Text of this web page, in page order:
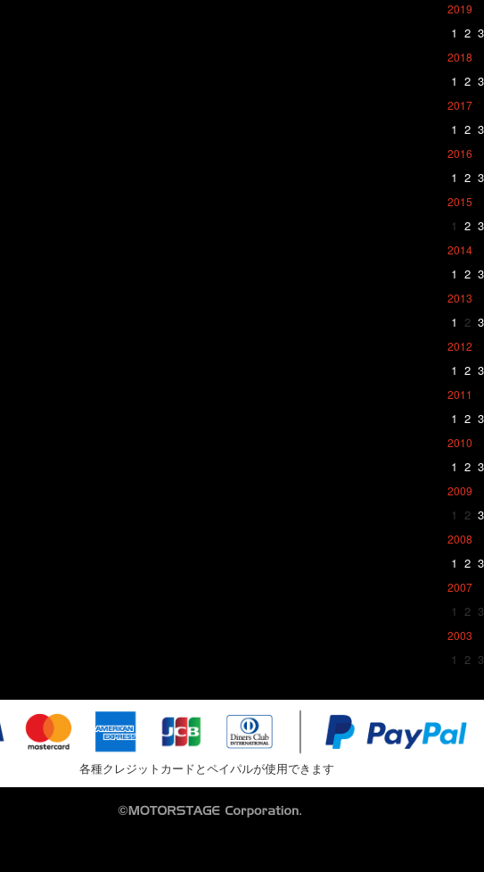
2019
1 2 3
2018
1 2 3
2017
1 2 3
2016
1 2 3
2015
1 2 3
2014
1 2 3
2013
1 2 3
2012
1 2 3
2011
1 2 3
2010
1 2 3
2009
1 2 3
2008
1 2 3
2007
1 2 3
2003
1 2 3
各種クレジットカードとペイパルが使用できます